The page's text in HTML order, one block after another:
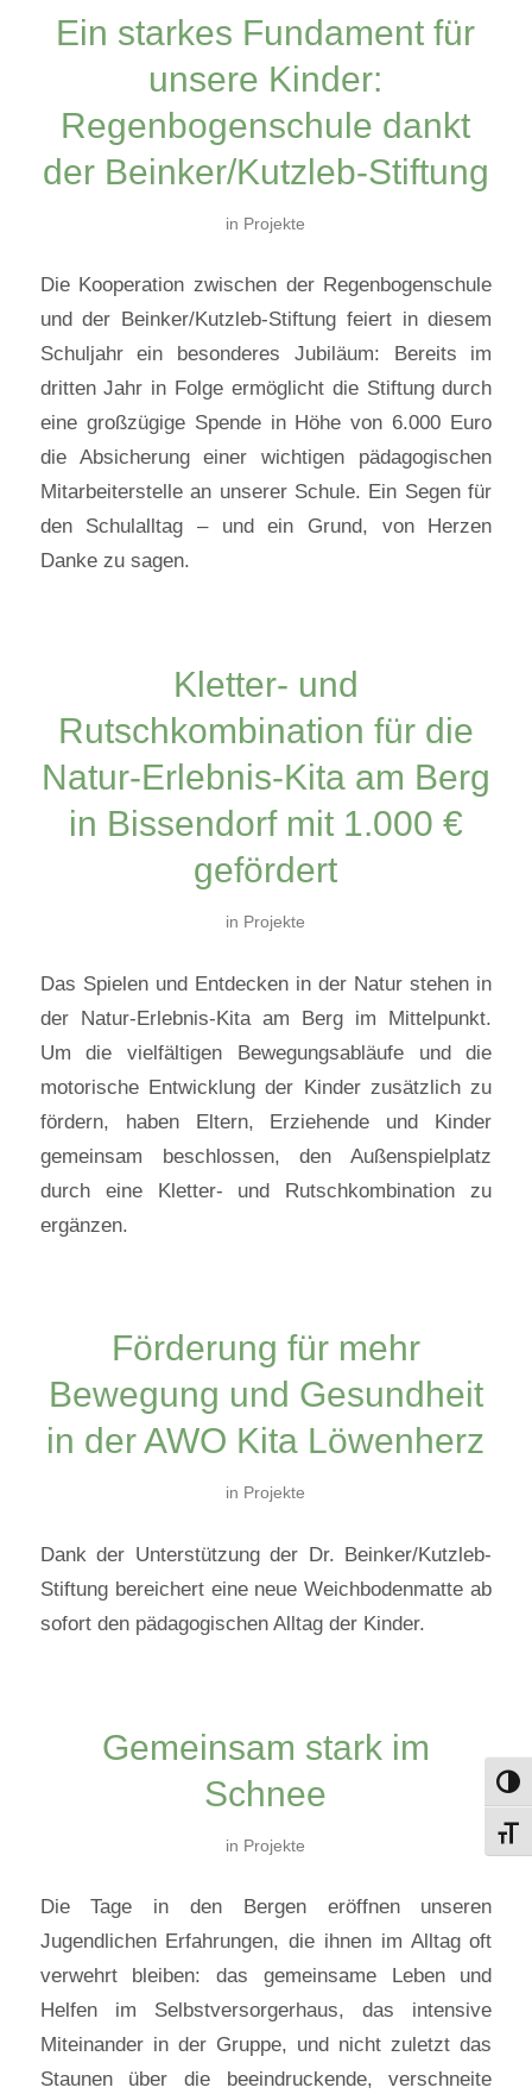
Ein starkes Fundament für
unsere Kinder:
Regenbogenschule dankt
der Beinker/Kutzleb-Stiftung
in Projekte
Die Kooperation zwischen der Regenbogenschule
und der Beinker/Kutzleb-Stiftung feiert in diesem
Schuljahr ein besonderes Jubiläum: Bereits im
dritten Jahr in Folge ermöglicht die Stiftung durch
eine großzügige Spende in Höhe von 6.000 Euro
die Absicherung einer wichtigen pädagogischen
Mitarbeiterstelle an unserer Schule. Ein Segen für
den Schulalltag – und ein Grund, von Herzen
Danke zu sagen.
Kletter- und
Rutschkombination für die
Natur-Erlebnis-Kita am Berg
in Bissendorf mit 1.000 €
gefördert
in Projekte
Das Spielen und Entdecken in der Natur stehen in
der Natur-Erlebnis-Kita am Berg im Mittelpunkt.
Um die vielfältigen Bewegungsabläufe und die
motorische Entwicklung der Kinder zusätzlich zu
fördern, haben Eltern, Erziehende und Kinder
gemeinsam beschlossen, den Außenspielplatz
durch eine Kletter- und Rutschkombination zu
ergänzen.
Förderung für mehr
Bewegung und Gesundheit
in der AWO Kita Löwenherz
in Projekte
Dank der Unterstützung der Dr. Beinker/Kutzleb-
Stiftung bereichert eine neue Weichbodenmatte ab
sofort den pädagogischen Alltag der Kinder.
Gemeinsam stark im
Schnee
in Projekte
Die Tage in den Bergen eröffnen unseren
Jugendlichen Erfahrungen, die ihnen im Alltag oft
verwehrt bleiben: das gemeinsame Leben und
Helfen im Selbstversorgerhaus, das intensive
Miteinander in der Gruppe, und nicht zuletzt das
Staunen über die beeindruckende, verschneite